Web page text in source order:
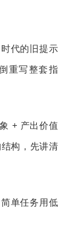
代的旧提示
重写整套指
+ 产出价值
构，先讲清
单任务用低